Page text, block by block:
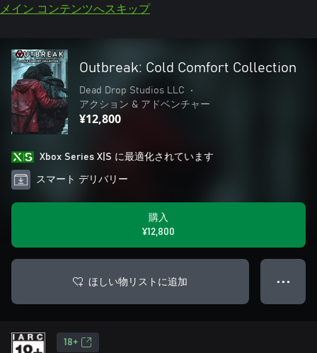
メイン コンテンツへスキップ
Outbreak: Cold Comfort Collection
Dead Drop Studios LLC
•
アクション & アドベンチャー
¥12,800
Xbox Series X|S に最適化されています
スマート デリバリー
購入
¥12,800
ほしい物リストに追加 ● ● ●
18+